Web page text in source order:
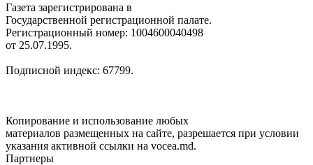
Газета зарегистрирована в
Государственной регистрационной палате.
Регистрационный номер: 1004600040498
от 25.07.1995.
Подписной индекс: 67799.
Копирование и использование любых
материалов размещенных на сайте, разрешается при условии
указания активной ссылки на vocea.md.
Партнеры